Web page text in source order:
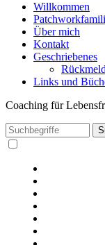
Willkommen
Über mich
Kontakt
Geschriebenes
Links und
Coaching für